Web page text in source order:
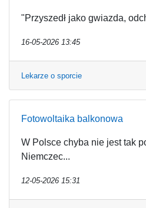
"Przyszedł jako gwiazda,
16-05-2026 13:45
Lekarze o sporcie
Fotowoltaika balkonowa
W Polsce chyba nie jest tak
Niemczec...
12-05-2026 15:31